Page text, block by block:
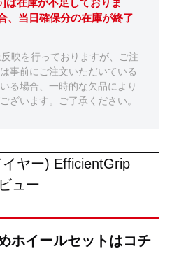
、当日確保分の在庫が終了
映を行っておりますが、ご注
事前にご注文いただいている
る場合、一時的な欠品により
ざいます。ご了承ください。
ヤー) EfficientGrip
ュー
ホイールセットはコチ